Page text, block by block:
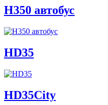
H350 автобус
HD35
HD35City